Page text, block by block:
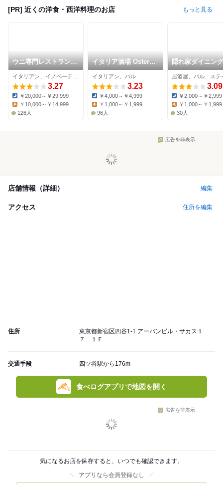
[PR] 近くの洋食・西洋料理のお店 もっと見る
ウニ専門レストラン
unico-co
3.27
Dinner:
￥20,000～￥29,999
￥10,000～￥14,999
126人
イタリア酒場 Osteria
Pinocchio
イタリアン、バル
3.23
Dinner:
￥4,000～￥4,999
Lunch:
￥1,000～￥1,999
96人
隠れ家ダイニン
ーて
居酒屋、バル、ステ
3.09
Dinner:
￥2,000～￥2,999
Lunch:
￥1,000～￥1,999
30人
広告を非表示
店舗情報（詳細） 編集
アクセス 住所を編集
住所
東京都新宿区四谷1-1 アーバンビル・サカス１
７ １Ｆ
交通手段 四ツ谷駅から176m
食べログアプリで地図を開く
広告を非表示
気になるお店を保存すると、いつでも確認できます。
アプリなら会員登録なし